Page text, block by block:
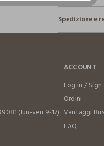
NON
NON
Sicurezza
Il 100% dei
fisici, per
Clicca qui
I nostri
KARUR
MADE IN
Spedizione e
(lun-ven 9-17)
ACCOUNT
Log in / Sign
Ordini
Vantaggi
FAQ